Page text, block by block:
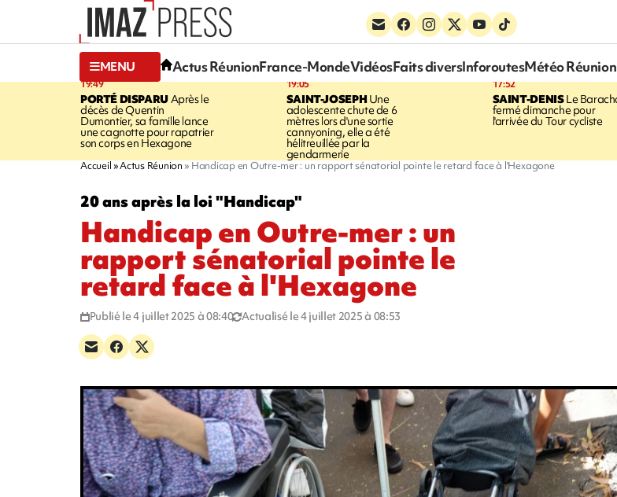
MENU Actus RéunionFrance-MondeVidéosFaits diversInforoutesMétéo Réunion
19:49
PORTÉ DISPARUAprès le
décès de Quentin
Dumontier, sa famille lance
une cagnotte pour rapatrier
son corps en Hexagone
19:05
SAINT-JOSEPHUne
adolescente chute de 6
mètres lors d'une sortie
cannyoning, elle a été
hélitreuillée par la
gendarmerie
17:52
SAINT-DENISLe
fermé dimanche pour
l'arrivée du Tour cycliste
Accueil Actus Réunion Handicap en Outre-mer : un rapport sénatorial pointe le retard face à l'Hexagone
20 ans après la loi "Handicap"
Handicap en Outre-mer : un
rapport sénatorial pointe le
retard face à l'Hexagone
Publié le 4 juillet 2025 à 08:40 Actualisé le 4 juillet 2025 à 08:53